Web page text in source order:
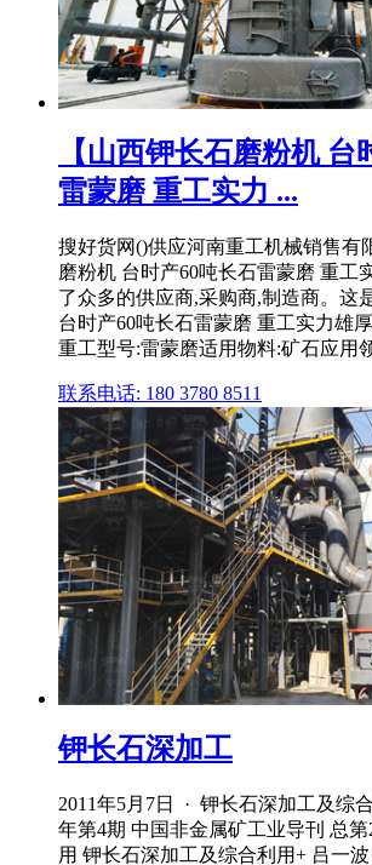
【山西钾长石磨粉机 台
雷蒙磨 重工实力 ...
搜好货网()供应河南重工机械销售有
磨粉机 台时产60吨长石雷蒙磨 重工
了众多的供应商,采购商,制造商。这
台时产60吨长石雷蒙磨 重工实力雄
重工型号:雷蒙磨适用物料:矿石应用
联系电话: 180 3780 8511
钾长石深加工
2011年5月7日 · 钾长石深加工及综
年第4期 中国非金属矿工业导刊 总第
用 钾长石深加工及综合利用+ 吕一